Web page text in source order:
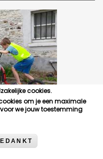
cookies.
om je een maximale
we jouw toestemming